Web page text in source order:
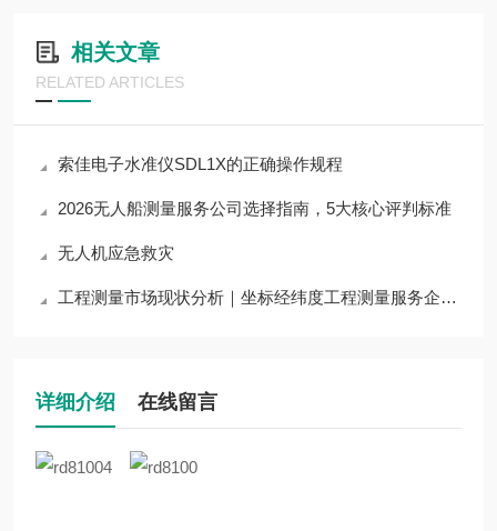
相关文章
RELATED ARTICLES
索佳电子水准仪SDL1X的正确操作规程
2026无人船测量服务公司选择指南，5大核心评判标准
无人机应急救灾
工程测量市场现状分析｜坐标经纬度工程测量服务企业合作遴选方案
详细介绍 在线留言